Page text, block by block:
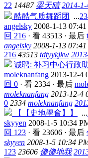
22 14487 梁天晴 2014-
酷酷气质舞蹈团
...23
angelsky 2008-1-13
回 216 · 看 43513 · 最后
angelsky 2008-1-13
216 43513 tdtyykjkw
诚聘: 补习中心行政
moleknanfang 2013-12-4
回 0 · 看 2334 · 最后
moleknanfang 2013-12-4
0 2334 moleknanfang
【【史地學會】】
...
skyyen 2008-1-5 10:34
回 123 · 看 23606 · 最后
skyyen 2008-1-5 10:34
123 23606 傻傻地我